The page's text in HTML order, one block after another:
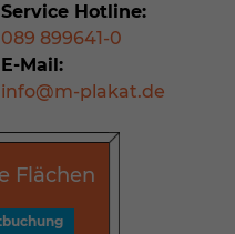
Service Hotline:
089 899641-0
E-Mail:
info@m-plakat.de
Flächen